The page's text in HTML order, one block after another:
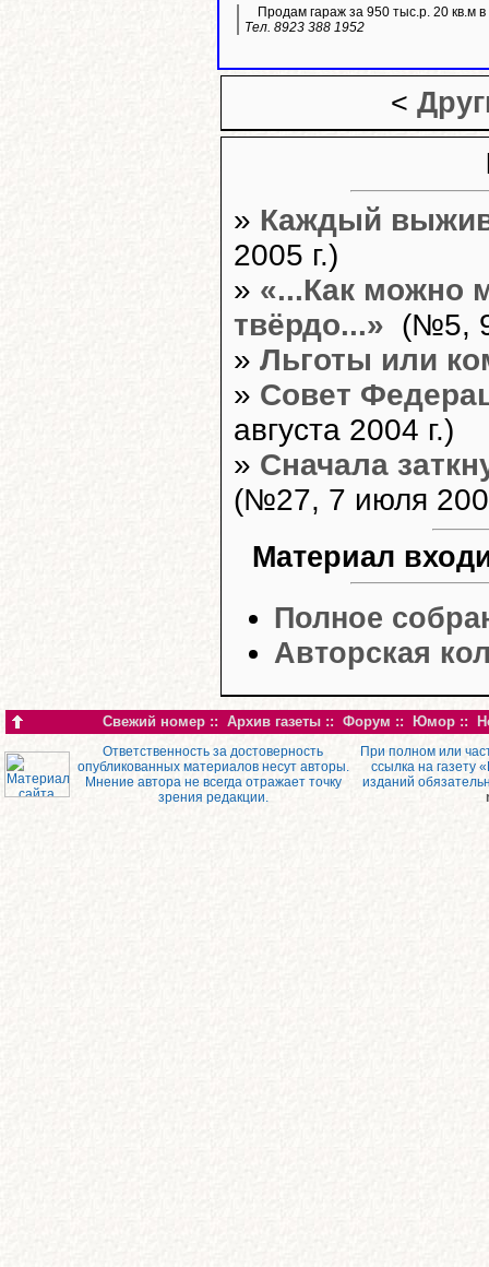
Продам гараж за 950 тыс.р. 20 кв.м
Тел. 8923 388 1952
<
» Каждый
2005 г.)
» «...Как можно
твёрдо...» (№5,
» Льготы или
» Совет
августа 2004 г.)
» Сначала
(№27, 7 июля
Материал
Полное
Авторская
Свежий номер :: Архив газеты :: Форум :: Юмор ::
Ответственность за достоверность
опубликованных материалов несут авторы.
Мнение автора не всегда отражает точку
зрения редакции.
При полном или
ссылка на газету
изданий